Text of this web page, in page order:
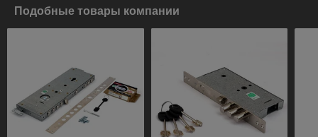
Подобные товары компании